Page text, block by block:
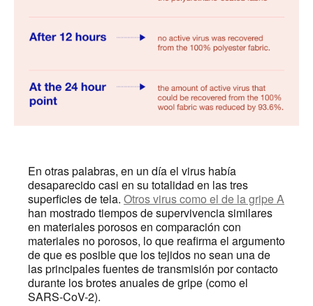
En otras palabras, en un día el virus había
desaparecido casi en su totalidad en las tres
superficies de tela. Otros virus como el de la gripe A
han mostrado tiempos de supervivencia similares
en materiales porosos en comparación con
materiales no porosos, lo que reafirma el argumento
de que es posible que los tejidos no sean una de
las principales fuentes de transmisión por contacto
durante los brotes anuales de gripe (como el
SARS-CoV-2).